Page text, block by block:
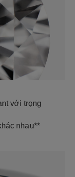
với trọng
nhau**